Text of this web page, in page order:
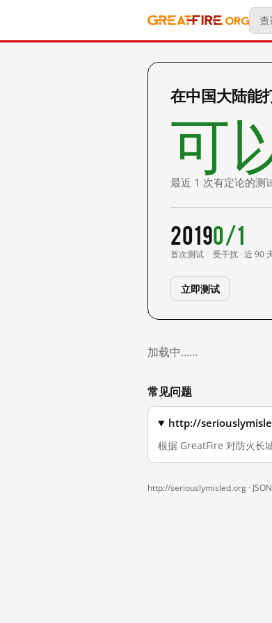
在中国大陆
可
最近 1 次有定论的测
2019
首次测试
0/1
受干扰 · 近 90
立即测试
加载中……
常见问题
http://
根据 GreatFire 对防火长
http://seriouslymisled.org · JSON